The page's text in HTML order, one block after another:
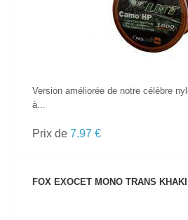
Version améliorée de notre célèbre
à...
Prix de 7.97 €
FOX EXOCET MONO TRANS KHAKI